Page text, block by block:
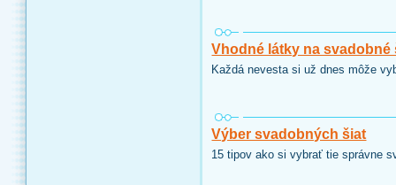
Vhodné látky na svadobné
Každá nevesta si už dnes môže
Výber svadobných šiat
15 tipov ako si vybrať tie správne